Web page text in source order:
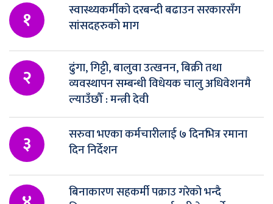
१
स्वास्थ्यकर्मीको दरबन्दी बढाउन सरकारसँग
सांसदहरुको माग
२
ढुंगा, गिट्टी, बालुवा उत्खनन, बिक्री तथा
व्यवस्थापन सम्बन्धी विधेयक चालु अधिवेशनमै
ल्याउँछौँ : मन्त्री देवी
३
सरुवा भएका कर्मचारीलाई ७ दिनभित्र रमाना
दिन निर्देशन
बिनाकारण सहकर्मी पक्राउ गरेको भन्दै